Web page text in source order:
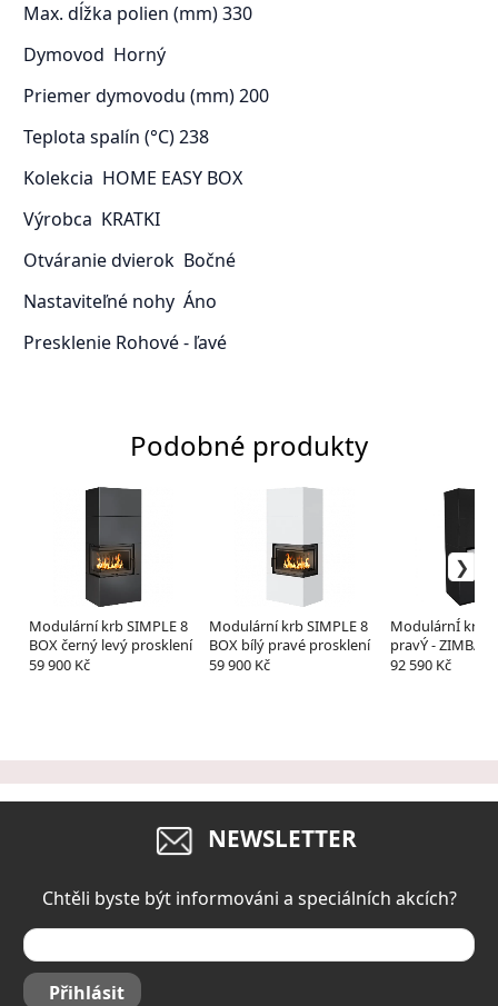
Max. dĺžka polien (mm)330
Dymovod Horný
Priemer dymovodu (mm)200
Teplota spalín (°C)238
Kolekcia HOME EASY BOX
Výrobca KRATKI
Otváranie dvierok Bočné
Nastaviteľné nohy Áno
Presklenie Rohové - ľavé
Podobné produkty
Modulární krb SIMPLE 8
BOX černý levý prosklení
59 900 Kč
Modulární krb SIMPLE 8
BOX bílý pravé prosklení
59 900 Kč
ModulárnÍ krb
pravÝ -
92 590 Kč
NEWSLETTER
Chtěli byste být informováni a speciálních akcích?
Přihlásit